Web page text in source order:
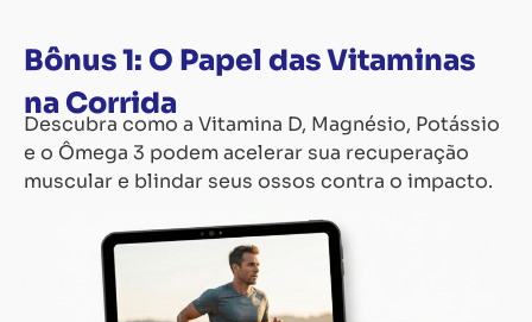
Bônus 1: O Papel das Vitaminas
na Corrida
Descubra como a Vitamina D, Magnésio, Potássio
e o Ômega 3 podem acelerar sua recuperação
muscular e blindar seus ossos contra o impacto.